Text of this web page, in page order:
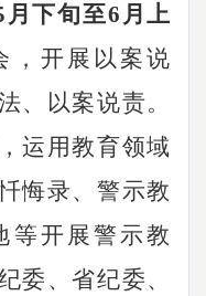
月下旬至6月上
，开展以案说
、以案说责。
运用教育领域
悔录、警示教
等开展警示教
委、省纪委、